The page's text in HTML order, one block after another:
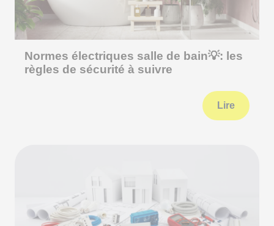
Normes électriques salle de bain💡: les
règles de sécurité à suivre
Lire